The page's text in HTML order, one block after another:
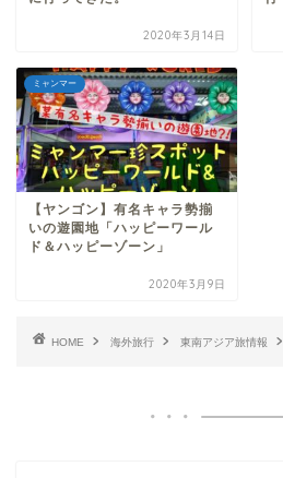
2020年3月14日
ミャンマー
【ヤンゴン】有名キャラ勢揃
いの遊園地「ハッピーワール
ド＆ハッピーゾーン」
2020年3月9日
HOME 海外旅行 東南アジア旅情報